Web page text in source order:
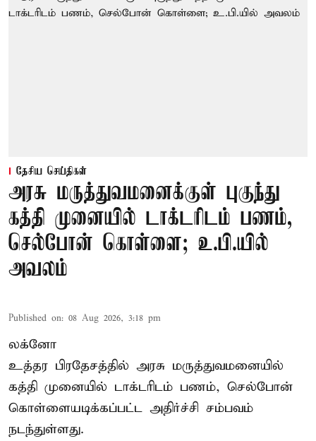
தேசிய செய்திகள்
அரசு மருத்துவமனைக்குள் புகுந்து
கத்தி முனையில் டாக்டரிடம் பணம்,
செல்போன் கொள்ளை; உ.பி.யில்
அவலம்
Published on: 08 Aug 2026, 3:18 pm
லக்னோ
உத்தர பிரதேசத்தில் அரசு மருத்துவமனையில்
கத்தி முனையில் டாக்டரிடம் பணம், செல்போன்
கொள்ளையடிக்கப்பட்ட அதிர்ச்சி சம்பவம்
நடந்துள்ளது.